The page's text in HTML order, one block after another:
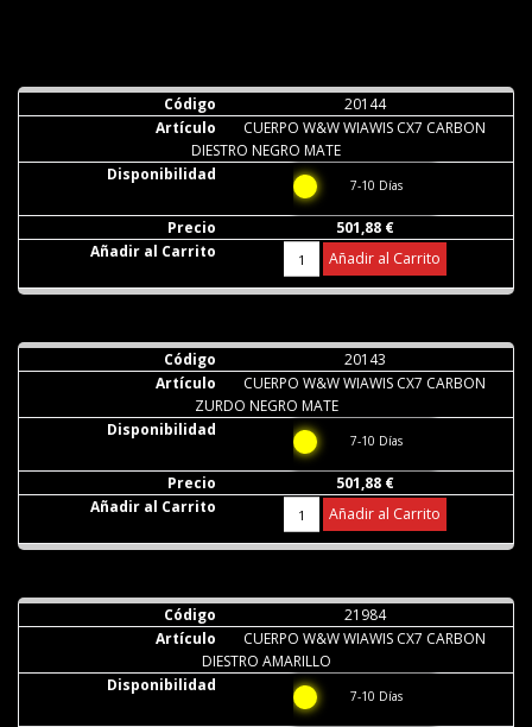
20144
CUERPO W&W WIAWIS CX7 CARBON
DIESTRO NEGRO MATE
7-10 Días
501,88 €
Añadir al Carrito
20143
CUERPO W&W WIAWIS CX7 CARBON
ZURDO NEGRO MATE
7-10 Días
501,88 €
Añadir al Carrito
21984
CUERPO W&W WIAWIS CX7 CARBON
DIESTRO AMARILLO
7-10 Días